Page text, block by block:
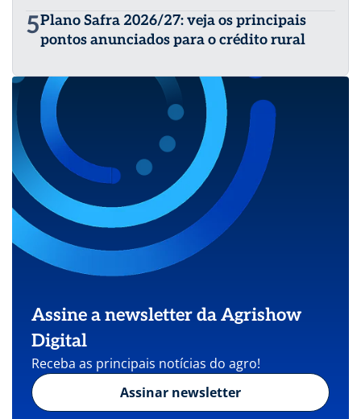
5Plano Safra 2026/27: veja os principais
pontos anunciados para o crédito rural
Assine a newsletter da Agrishow
Digital
Receba as principais notícias do agro!
Assinar newsletter